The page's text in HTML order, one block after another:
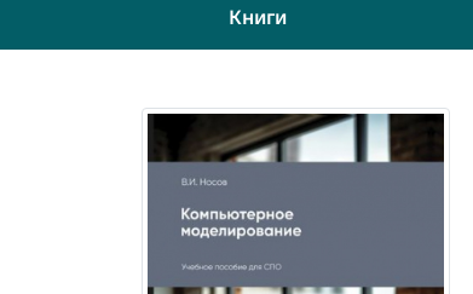
Книги